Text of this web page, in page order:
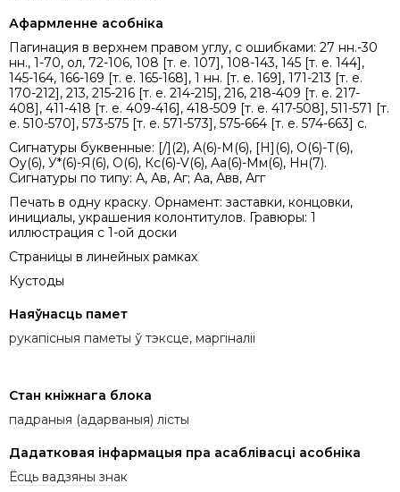
Афармленне асобніка
Пагинация в верхнем правом углу, с ошибками: 27 нн.-30
нн., 1-70, ол, 72-106, 108 [т. е. 107], 108-143, 145 [т. е. 144],
145-164, 166-169 [т. е. 165-168], 1 нн. [т. е. 169], 171-213 [т. е.
170-212], 213, 215-216 [т. е. 214-215], 216, 218-409 [т. е. 217-
408], 411-418 [т. е. 409-416], 418-509 [т. е. 417-508], 511-571 [т.
е. 510-570], 573-575 [т. е. 571-573], 575-664 [т. е. 574-663] с.
Сигнатуры буквенные: [/](2), А(6)-М(6), [Н](6), О(6)-Т(6),
Оу(6), У*(6)-Я(6), О(6), Кс(6)-V(6), Аа(6)-Мм(6), Нн(7).
Сигнатуры по типу: А, Ав, Аг; Аа, Авв, Агг
Печать в одну краску. Орнамент: заставки, концовки,
инициалы, украшения колонтитулов. Гравюры: 1
иллюстрация с 1-ой доски
Страницы в линейных рамках
Кустоды
Наяўнасць памет
рукапісныя паметы ў тэксце, маргіналіі
Стан кніжнага блока
падраныя (адарваныя) лісты
Дадатковая інфармацыя пра асаблівасці асобніка
Ёсць вадзяны знак